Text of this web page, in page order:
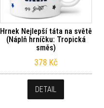
Hrnek Nejlepší táta na světě
(Náplň hrníčku: Tropická
směs)
378 Kč
DETAIL